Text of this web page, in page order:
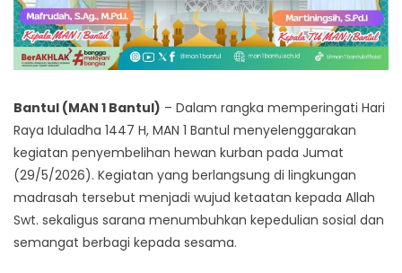
Bantul (MAN 1 Bantul) – Dalam rangka memperingati Hari
Raya Iduladha 1447 H, MAN 1 Bantul menyelenggarakan
kegiatan penyembelihan hewan kurban pada Jumat
(29/5/2026). Kegiatan yang berlangsung di lingkungan
madrasah tersebut menjadi wujud ketaatan kepada Allah
Swt. sekaligus sarana menumbuhkan kepedulian sosial dan
semangat berbagi kepada sesama.